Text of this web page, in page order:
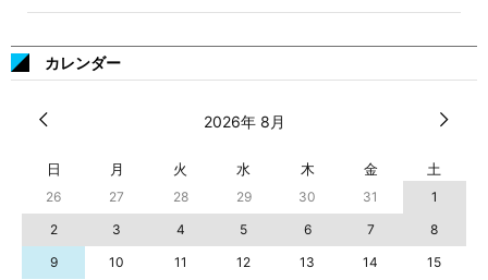
カレンダー
2026年 8月
日 月 火 水 木 金 土
26 27 28 29 30 31
1
2
3 4 5 6 7
8
9
10 11 12 13 14
15